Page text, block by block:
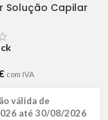
Solução Capilar
com IVA
válida de
até 30/08/2026